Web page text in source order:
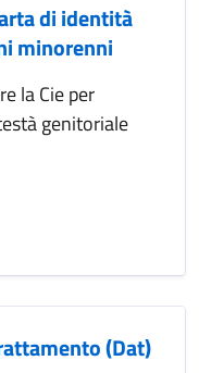
di identità
minorenni
la Cie per
genitoriale
(Dat)